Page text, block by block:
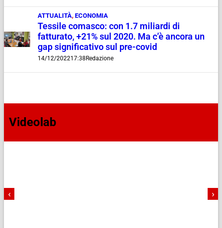
ATTUALITÀ, ECONOMIA
Tessile comasco: con 1.7 miliardi di
fatturato, +21% sul 2020. Ma c’è ancora un
gap significativo sul pre-covid
14/12/202217:38Redazione
Videolab
‹ ›